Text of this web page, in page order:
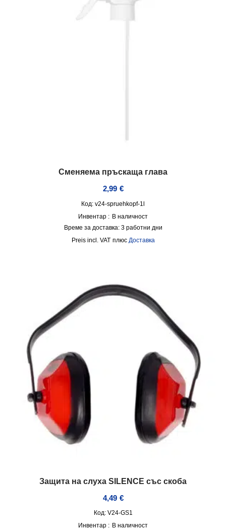
Сменяема пръскаща глава
2,99 €
Код: v24-spruehkopf-1l
Инвентар : В наличност
Време за доставка: 3 работни дни
incl. VAT плюс Доставка
Защита на слуха SILENCE със скоба
4,49 €
Код: V24-GS1
Инвентар : В наличност